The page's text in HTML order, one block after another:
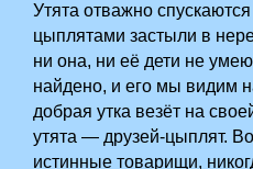
Утята отважно
цыплятами застыли в
ни она, ни её дети не
найдено, и его мы видим
добрая утка везёт на
утята — друзей-цыплят.
истинные товарищи,